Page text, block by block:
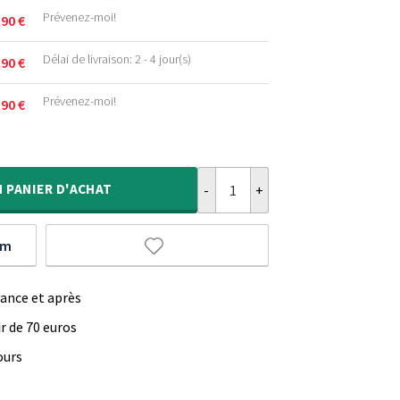
€ Prévenez-moi!
€ Délai de livraison: 2 - 4 jour(s)
€ Prévenez-moi!
PANIER D'ACHAT
et après
70 euros